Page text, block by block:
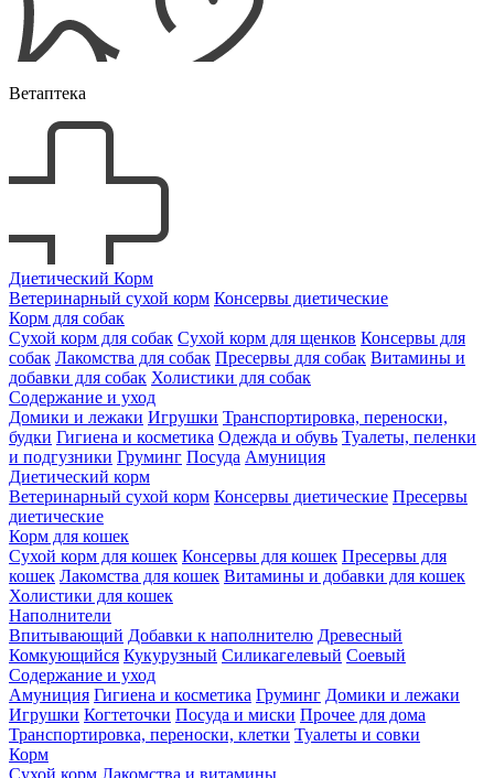
Ветаптека
Диетический Корм
Ветеринарный сухой корм Консервы диетические
Корм для собак
Сухой корм для собак Сухой корм для щенков Консервы для
собак Лакомства для собак Пресервы для собак Витамины и
добавки для собак Холистики для собак
Содержание и уход
Домики и лежаки Игрушки Транспортировка, переноски,
будки Гигиена и косметика Одежда и обувь Туалеты, пеленки
и подгузники Груминг Посуда Амуниция
Диетический корм
Ветеринарный сухой корм Консервы диетические Пресервы
диетические
Корм для кошек
Сухой корм для кошек Консервы для кошек Пресервы для
кошек Лакомства для кошек Витамины и добавки для кошек
Холистики для кошек
Наполнители
Впитывающий Добавки к наполнителю Древесный
Комкующийся Кукурузный Силикагелевый Соевый
Содержание и уход
Амуниция Гигиена и косметика Груминг Домики и лежаки
Игрушки Когтеточки Посуда и миски Прочее для дома
Транспортировка, переноски, клетки Туалеты и совки
Корм
Сухой корм Лакомства и витамины